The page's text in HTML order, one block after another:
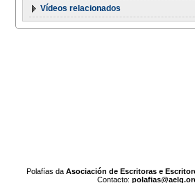
Vídeos relacionados
Polafías daAsociación de Escritoras e
Contacto: